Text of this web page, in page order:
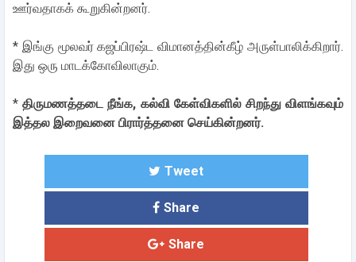
ஊர்வதாகக் கூறுகின்றனர்.
* இங்கு மூலவர் கஜப்பிரஷ்ட விமானத்தின்கீழ் அருள்பாலிக்கிறார்.
இது ஒரு மாடக்கோவிலாகும்.
*திருமணத்தடை நீங்க, கல்வி கேள்விகளில் சிறந்து விளங்கவும்
இத்தல இறைவனை பிரார்த்தனை செய்கின்றனர்.
Tweet
Share
Share